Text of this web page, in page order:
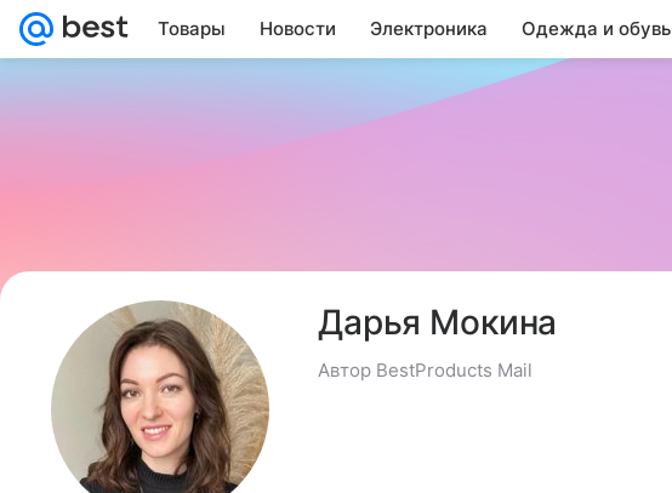
Товары Новости Электроника Одежда и обувь
Дарья Мокина
Автор BestProducts Mail